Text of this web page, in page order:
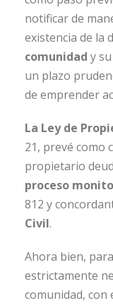
notificar de
existencia de la
comunidad y
un plazo
de emprender
La Ley de
21, prevé como
propietario
proceso
812 y
Civil.
Ahora bien,
estrictamente
comunidad, con